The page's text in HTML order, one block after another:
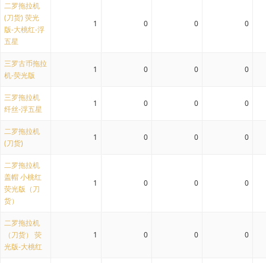
二罗拖拉机
(刀货) 荧光
版-大桃红-浮
五星
1 0 0 0
三罗古币拖拉
机-荧光版
1 0 0 0
三罗拖拉机
纤丝-浮五星
1 0 0 0
二罗拖拉机
(刀货)
1 0 0 0
二罗拖拉机
盖帽 小桃红
荧光版（刀
货）
1 0 0 0
二罗拖拉机
（刀货） 荧
光版-大桃红
1 0 0 0